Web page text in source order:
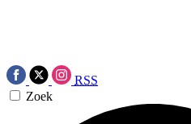
RSS
Zoek